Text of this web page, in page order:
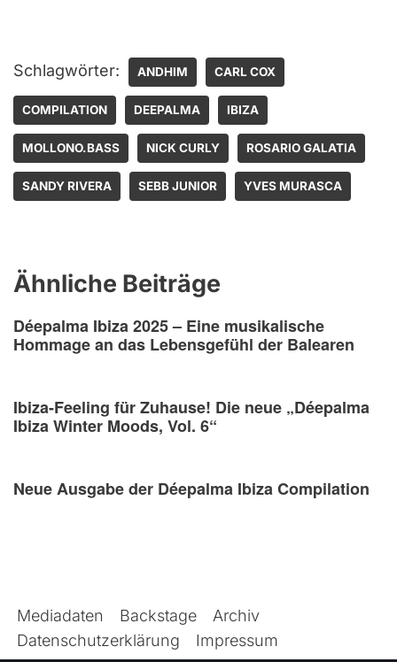
Schlagwörter: ANDHIM CARL COX
COMPILATION DEEPALMA IBIZA
MOLLONO.BASS NICK CURLY ROSARIO GALATIA
SANDY RIVERA SEBB JUNIOR YVES MURASCA
Ähnliche Beiträge
Déepalma Ibiza 2025 – Eine musikalische
Hommage an das Lebensgefühl der Balearen
Ibiza-Feeling für Zuhause! Die neue „Déepalma
Ibiza Winter Moods, Vol. 6“
Neue Ausgabe der Déepalma Ibiza Compilation
Mediadaten Backstage
Archiv
Datenschutzerklärung
Impressum